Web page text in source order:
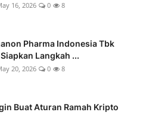
16, 2026 0 8
Pharma Indonesia Tbk
Langkah ...
20, 2026 0 8
Buat Aturan Ramah Kripto